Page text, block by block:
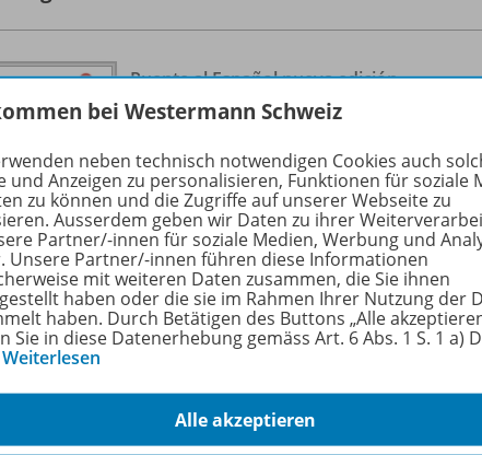
Puente al Español nueva edición
Lehrwerk für Spanisch als 3.
Schulbuch 1
Lieferbar
Ergänzende Digitalprodukte erhältlich
Puente al Español nueva edición
Lehrwerk für Spanisch als 3.
bei Westermann Schweiz
neben technisch notwendigen Cookies auch
und Anzeigen zu personalisieren, Funktionen für soziale
zu können und die Zugriffe auf unserer Webseite zu
Ausserdem geben wir Daten zu ihrer
Partner/-innen für soziale Medien, Werbung und
Unsere Partner/-innen führen diese Informationen
mit weiteren Daten zusammen, die Sie ihnen
haben oder die sie im Rahmen Ihrer Nutzung der
haben. Durch Betätigen des Buttons „Alle
Sie in diese Datenerhebung gemäss Art. 6 Abs. 1 S. 1 a)
Weiterlesen
Alle akzeptieren